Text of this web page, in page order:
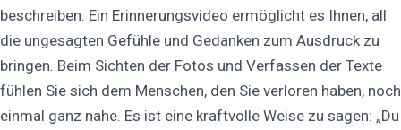
beschreiben. Ein Erinnerungsvideo ermöglicht es Ihnen, all
die ungesagten Gefühle und Gedanken zum Ausdruck zu
bringen. Beim Sichten der Fotos und Verfassen der Texte
fühlen Sie sich dem Menschen, den Sie verloren haben, noch
einmal ganz nahe. Es ist eine kraftvolle Weise zu sagen: „Du